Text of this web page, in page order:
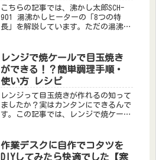
さい。
こちらの記事では、沸かし太郎SCH-
901 湯沸かしヒーターの「8つの特
長」を解説しています。ただの湯沸か
郎を使用するとプロパンガス代を大幅
節約できる湯沸かしアイテムです。こ
れから購入を検討している方は参考に
してみてください。
レンジで焼ケールで目玉焼き
ができる！？簡単調理手順・
使い方 レシピ
レンジって目玉焼きが作れるの知って
ましたか？実はカンタンにできるんで
す。この記事では、レンジで焼ケール
のレンジで焼ケールを知ってしまうと
調理の幅が格段に広がります。この器
作業デスクに自作でコタツを
DIYしてみたら快適でした【寒